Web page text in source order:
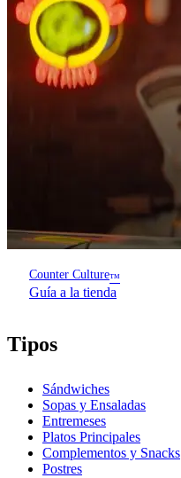
Counter Culture™
Guía a la tienda
Tipos
Sándwiches
Sopas y Ensaladas
Entremeses
Platos Principales
Complementos y Snacks
Postres